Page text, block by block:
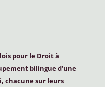
pour le Droit à
bilingue d’une
chacune sur leurs